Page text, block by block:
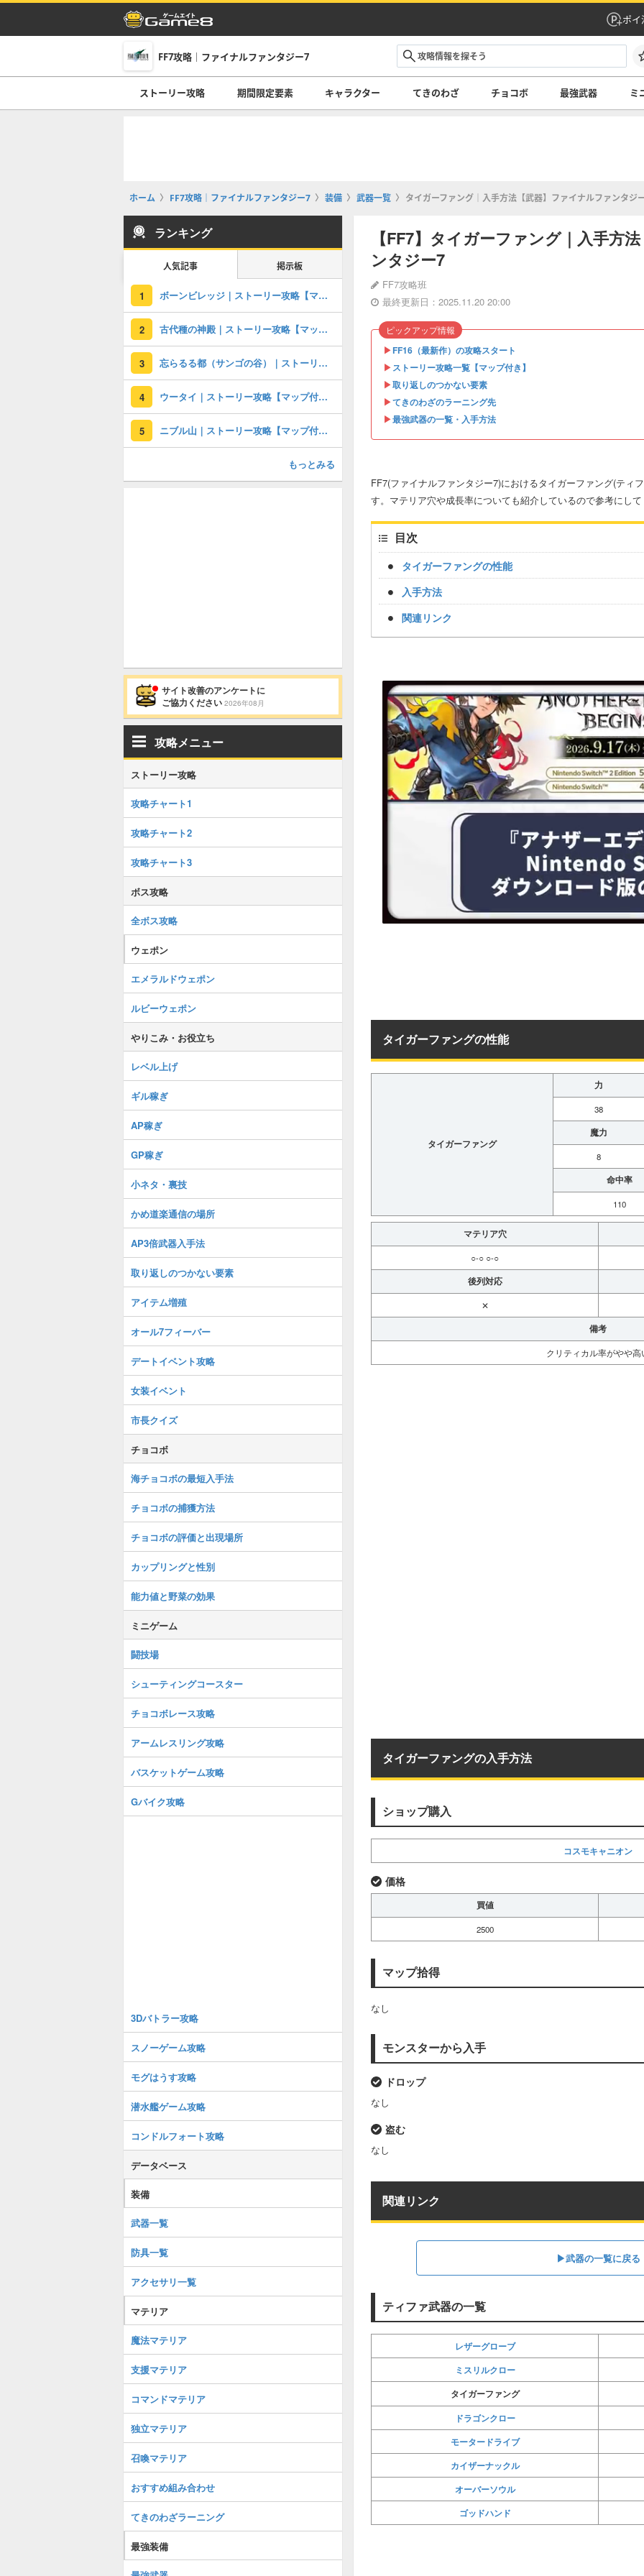
ポイ
FF7攻略｜ファイナルファンタジー7
ストーリー攻略 期間限定要素 キャラクター てきのわざ チョコボ 最強武器 ミ
ホーム FF7攻略｜ファイナルファンタジー7 装備 武器一覧 タイガーファング｜入手方法【武器】ファイナルファンタジ
【FF7】タイガーファング｜入手方
ンタジー7
FF7攻略班
最終更新日：2025.11.20 20:00
▶︎FF16（最新作）の攻略スタート
▶︎ストーリー攻略一覧【マップ付き】
▶︎取り返しのつかない要素
▶︎てきのわざのラーニング先
▶︎最強武器の一覧・入手方法
ピックアップ情報
FF7(ファイナルファンタジー7)におけるタイガーファング(ティ
す。マテリア穴や成長率についても紹介しているので参考にし
目次
タイガーファングの性能
入手方法
関連リンク
タイガーファングの性能
タイガーファング
力
38
魔力
8
命中率
110
マテリア穴
○-○ ○-○
後列対応
✕
備考
クリティカル率がやや高
タイガーファングの入手方法
ショップ購入
コスモキャニオン
価格
買値
2500
マップ拾得
なし
モンスターから入手
ドロップ
なし
盗む
なし
関連リンク
▶武器の一覧に戻る
ティファ武器の一覧
レザーグローブ
ミスリルクロー
タイガーファング
ドラゴンクロー
モータードライブ
カイザーナックル
オーバーソウル
ゴッドハンド
ランキング
人気記事 掲示板
1 ボーンビレッジ｜ストーリー攻略【マップ付き】ファイナルファンタジー7
2 古代種の神殿｜ストーリー攻略【マップ付き】ファイナルファンタジー7
3 忘らるる都（サンゴの谷）｜ストーリー攻略【マップ付き】ファイナルファンタジー7
4 ウータイ｜ストーリー攻略【マップ付き】ファイナルファンタジー7
5 ニブル山｜ストーリー攻略【マップ付き】ファイナルファンタジー7
もっとみる
サイト改善のアンケートに
ご協力ください 2026年08月
攻略メニュー
ストーリー攻略
攻略チャート1
攻略チャート2
攻略チャート3
ボス攻略
全ボス攻略
ウェポン
エメラルドウェポン
ルビーウェポン
やりこみ・お役立ち
レベル上げ
ギル稼ぎ
AP稼ぎ
GP稼ぎ
小ネタ・裏技
かめ道楽通信の場所
AP3倍武器入手法
取り返しのつかない要素
アイテム増殖
オール7フィーバー
デートイベント攻略
女装イベント
市長クイズ
チョコボ
海チョコボの最短入手法
チョコボの捕獲方法
チョコボの評価と出現場所
カップリングと性別
能力値と野菜の効果
ミニゲーム
闘技場
シューティングコースター
チョコボレース攻略
アームレスリング攻略
バスケットゲーム攻略
Gバイク攻略
3Dバトラー攻略
スノーゲーム攻略
モグはうす攻略
潜水艦ゲーム攻略
コンドルフォート攻略
データベース
装備
武器一覧
防具一覧
アクセサリ一覧
マテリア
魔法マテリア
支援マテリア
コマンドマテリア
独立マテリア
召喚マテリア
おすすめ組み合わせ
てきのわざラーニング
最強装備